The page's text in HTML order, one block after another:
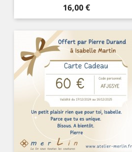
Prix
16,00 €